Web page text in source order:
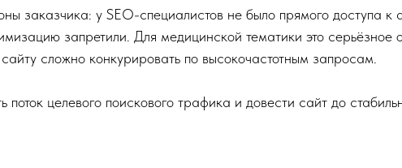
заказчика: у SEO-специалистов не было прямого доступа к
запретили. Для медицинской тематики это серьёзное
сложно конкурировать по высокочастотным запросам.
целевого поискового трафика и довести сайт до